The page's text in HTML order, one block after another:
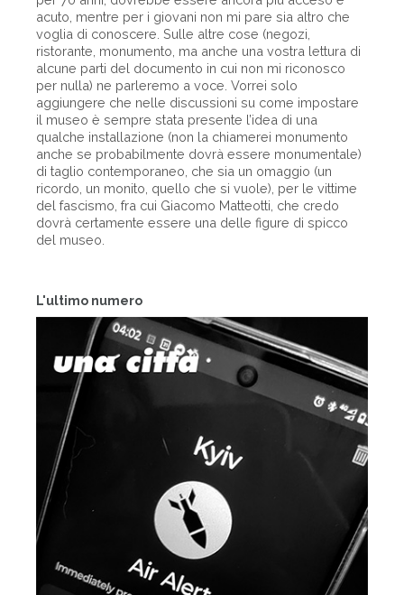
L'ultimo numero
acuto, mentre per i giovani non mi pare sia altro che
voglia di conoscere. Sulle altre cose (negozi,
ristorante, monumento, ma anche una vostra lettura di
alcune parti del documento in cui non mi riconosco
per nulla) ne parleremo a voce. Vorrei solo
aggiungere che nelle discussioni su come impostare
il museo è sempre stata presente l’idea di una
qualche installazione (non la chiamerei monumento
anche se probabilmente dovrà essere monumentale)
di taglio contemporaneo, che sia un omaggio (un
ricordo, un monito, quello che si vuole), per le vittime
del fascismo, fra cui Giacomo Matteotti, che credo
dovrà certamente essere una delle figure di spicco
del museo.